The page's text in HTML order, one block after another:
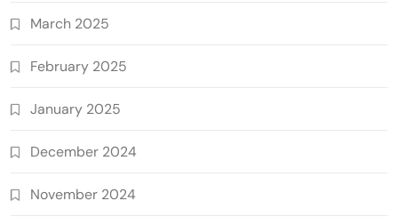
March 2025
February 2025
January 2025
December 2024
November 2024